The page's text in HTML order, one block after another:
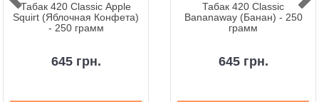
Табак 420 Classic Apple
Squirt (Яблочная Конфета)
- 250 грамм
645 грн.
Табак 420 Classic
Bananaway (Банан) - 250
грамм
645 грн.